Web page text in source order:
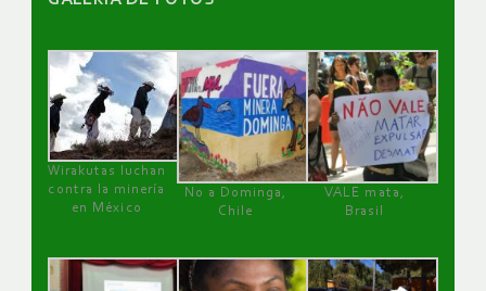
Wirakutas luchan
contra la minería
en México
No a Dominga,
Chile
VALE mata,
Brasil